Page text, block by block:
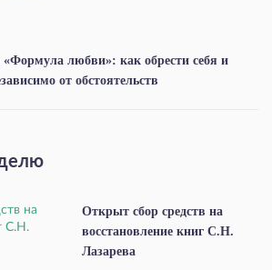
любви»: как обрести себя и
от обстоятельств
Открыт сбор средств на
восстановление книг С.Н.
Лазарева